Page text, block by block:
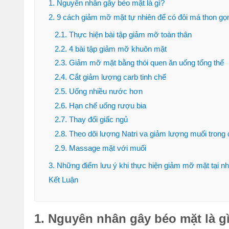
1. Nguyên nhân gây béo mặt là gì?
2. 9 cách giảm mỡ mặt tự nhiên để có đôi má thon
2.1. Thực hiện bài tập giảm mỡ toàn thân
2.2. 4 bài tập giảm mỡ khuôn mặt
2.3. Giảm mỡ mặt bằng thói quen ăn uống tổng thể
2.4. Cắt giảm lượng carb tinh chế
2.5. Uống nhiều nước hơn
2.6. Hạn chế uống rượu bia
2.7. Thay đổi giấc ngủ
2.8. Theo dõi lượng Natri va giảm lượng muối trong
2.9. Massage mặt với muối
3. Những điểm lưu ý khi thực hiện giảm mỡ mặt tại
Kết Luận
1. Nguyên nhân gây béo mặt là